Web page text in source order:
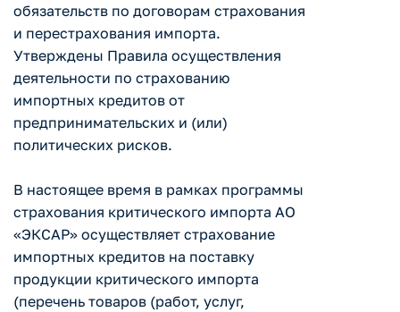
обязательств по договорам страхования
и перестрахования импорта.
Утверждены Правила осуществления
деятельности по страхованию
импортных кредитов от
предпринимательских и (или)
политических рисков.
В настоящее время в рамках программы
страхования критического импорта АО
«ЭКСАР» осуществляет страхование
импортных кредитов на поставку
продукции критического импорта
(перечень товаров (работ, услуг,